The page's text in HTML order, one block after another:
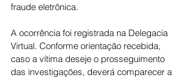
fraude eletrônica.
A ocorrência foi registrada na Delegacia
Virtual. Conforme orientação recebida,
caso a vítima deseje o prosseguimento
das investigações, deverá comparecer a